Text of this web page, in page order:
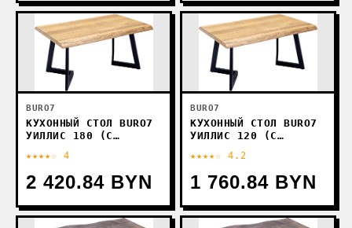
BURO7
КУХОННЫЙ СТОЛ BURO7
УИЛЛИС 180 (С
НАТУРАЛЬНЫЙ/ЧЕРНЫЙ)
★★★★☆ 4
2 420.84 BYN
BURO7
КУХОННЫЙ СТОЛ BURO7
УИЛЛИС 120 (С
НАТУРАЛЬНЫЙ/ЧЕРНЫЙ)
★★★★☆ 4.2
1 760.84 BYN